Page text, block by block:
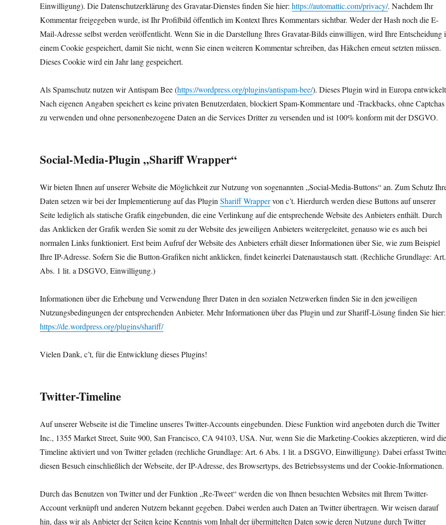
Einwilligung). Die Datenschutzerklärung des Gravatar-Dienstes finden Sie hier:https://automattic.com/privacy/. Nachdem Ihr
Kommentar freigegeben wurde, ist Ihr Profilbild öffentlich im Kontext Ihres Kommentars sichtbar. Weder der Hash noch die E-
Mail-Adresse selbst werden veröffentlicht. Wenn Sie in die Darstellung Ihres Gravatar-Bilds einwilligen, wird Ihre Entscheidung
einem Cookie gespeichert, damit Sie nicht, wenn Sie einen weiteren Kommentar schreiben, das Häkchen erneut setzten müssen.
Dieses Cookie wird ein Jahr lang gespeichert.
Als Spamschutz nutzen wir Antispam Bee (https://wordpress.org/plugins/antispam-bee/). Dieses Plugin wird in Europa
Nach eigenen Angaben speichert es keine privaten Benutzerdaten, blockiert Spam-Kommentare und -Trackbacks, ohne Captchas
zu verwenden und ohne personenbezogene Daten an die Services Dritter zu versenden und ist 100% konform mit der DSGVO.
Social-Media-Plugin „Shariff Wrapper“
Wir bieten Ihnen auf unserer Website die Möglichkeit zur Nutzung von sogenannten „Social-Media-Buttons“ an. Zum Schutz
Daten setzen wir bei der Implementierung auf das PluginShariff Wrappervon c’t. Hierdurch werden diese Buttons auf unserer
Seite lediglich als statische Grafik eingebunden, die eine Verlinkung auf die entsprechende Website des Anbieters enthält. Durch
das Anklicken der Grafik werden Sie somit zu der Website des jeweiligen Anbieters weitergeleitet, genauso wie es auch bei
normalen Links funktioniert. Erst beim Aufruf der Website des Anbieters erhält dieser Informationen über Sie, wie zum Beispiel
Ihre IP-Adresse. Sofern Sie die Button-Grafiken nicht anklicken, findet keinerlei Datenaustausch statt. (Rechliche Grundlage:
Abs. 1 lit. a DSGVO, Einwilligung.)
Informationen über die Erhebung und Verwendung Ihrer Daten in den sozialen Netzwerken finden Sie in den jeweiligen
Nutzungsbedingungen der entsprechenden Anbieter. Mehr Informationen über das Plugin und zur Shariff-Lösung finden Sie hier:
https://de.wordpress.org/plugins/shariff/
Vielen Dank, c’t, für die Entwicklung dieses Plugins!
Twitter-Timeline
Auf unserer Webseite ist die Timeline unseres Twitter-Accounts eingebunden. Diese Funktion wird angeboten durch die Twitter
Inc., 1355 Market Street, Suite 900, San Francisco, CA 94103, USA. Nur, wenn Sie die Marketing-Cookies akzeptieren, wird die
Timeline aktiviert und von Twitter geladen (rechliche Grundlage: Art. 6 Abs. 1 lit. a DSGVO, Einwilligung). Dabei erfasst
diesen Besuch einschließlich der Webseite, der IP-Adresse, des Browsertyps, des Betriebssystems und der Cookie-Informationen.
Durch das Benutzen von Twitter und der Funktion „Re-Tweet“ werden die von Ihnen besuchten Websites mit Ihrem Twitter-
Account verknüpft und anderen Nutzern bekannt gegeben. Dabei werden auch Daten an Twitter übertragen. Wir weisen darauf
hin, dass wir als Anbieter der Seiten keine Kenntnis vom Inhalt der übermittelten Daten sowie deren Nutzung durch Twitter